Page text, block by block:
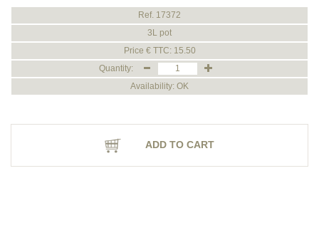
Ref. 17372
3L pot
Price € TTC: 15.50
Quantity:
Availability: OK
ADD TO CART